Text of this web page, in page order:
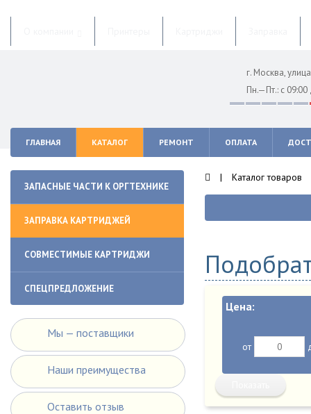
г. Москва,
Пн.—Пт.: с
ГЛАВНАЯ КАТАЛОГ РЕМОНТ ОПЛАТА
ЗАПАСНЫЕ ЧАСТИ К ОРГТЕХНИКЕ
ЗАПРАВКА КАРТРИДЖЕЙ
СОВМЕСТИМЫЕ КАРТРИДЖИ
СПЕЦПРЕДЛОЖЕНИЕ
Мы — поставщики
Наши преимущества
Оставить отзыв
| Каталог товаров
Цена:
от